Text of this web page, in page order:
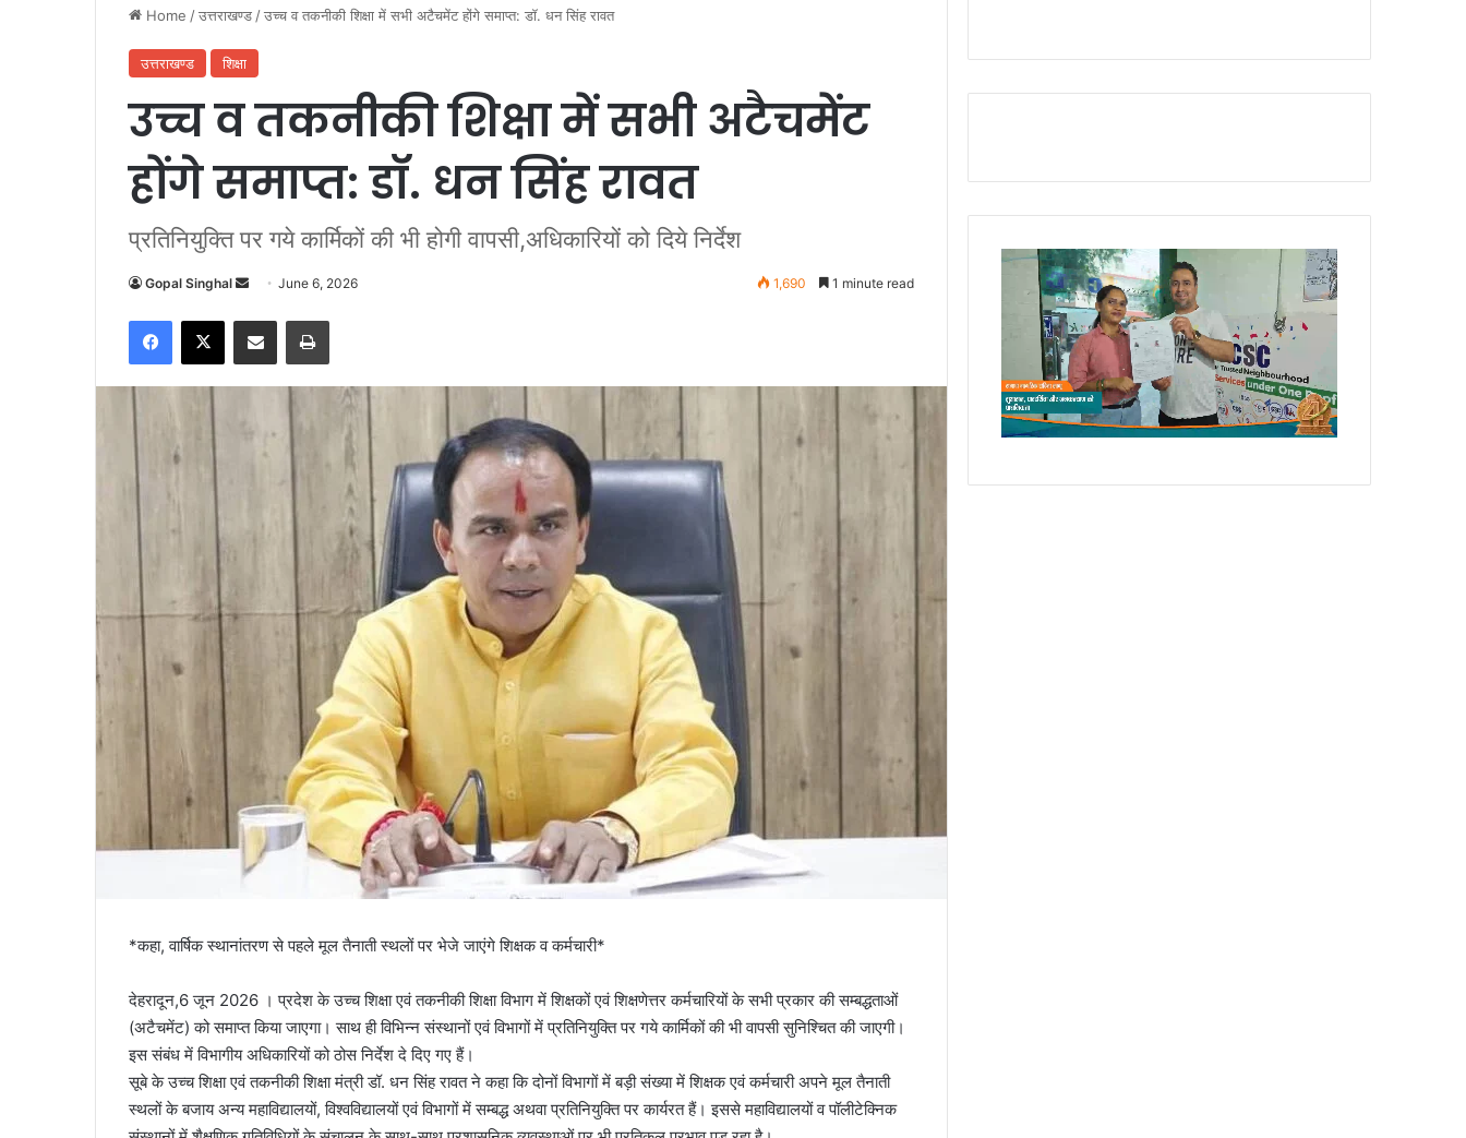
Home /उत्तराखण्ड /उच्च व तकनीकी शिक्षा में सभी अटैचमेंट होंगे समाप्त: डॉ. धन सिंह रावत
उत्तराखण्ड शिक्षा
उच्च व तकनीकी शिक्षा में सभी अटैचमेंट
होंगे समाप्त: डॉ. धन सिंह रावत
प्रतिनियुक्ति पर गये कार्मिकों की भी होगी वापसी,अधिकारियों को दिये निर्देश
Gopal Singhal
n
d
a
e
June 6, 2026 1,690 1 minute read
*कहा, वार्षिक स्थानांतरण से पहले मूल तैनाती स्थलों पर भेजे जाएंगे शिक्षक व कर्मचारी*
देहरादून,6 जून 2026 । प्रदेश के उच्च शिक्षा एवं तकनीकी शिक्षा विभाग में शिक्षकों एवं शिक्षणेत्तर कर्मचारियों के सभी प्रकार की सम्बद्धताओं
(अटैचमेंट) को समाप्त किया जाएगा। साथ ही विभिन्न संस्थानों एवं विभागों में प्रतिनियुक्ति पर गये कार्मिकों की भी वापसी सुनिश्चित की जाएगी।
इस संबंध में विभागीय अधिकारियों को ठोस निर्देश दे दिए गए हैं।
सूबे के उच्च शिक्षा एवं तकनीकी शिक्षा मंत्री डॉ. धन सिंह रावत ने कहा कि दोनों विभागों में बड़ी संख्या में शिक्षक एवं कर्मचारी अपने मूल तैनाती
स्थलों के बजाय अन्य महाविद्यालयों, विश्वविद्यालयों एवं विभागों में सम्बद्ध अथवा प्रतिनियुक्ति पर कार्यरत हैं। इससे महाविद्यालयों व पॉलीटेक्निक